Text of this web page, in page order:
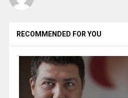
RECOMMENDED FOR YOU